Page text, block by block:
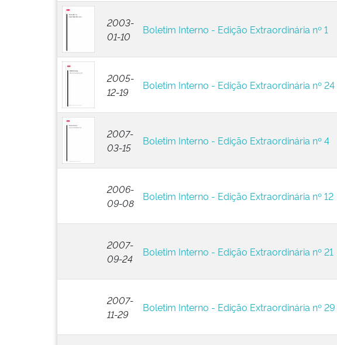
2003-
01-10
Boletim Interno - Edição Extraordinária nº 1
2005-
12-19
Boletim Interno - Edição Extraordinária nº 24
2007-
03-15
Boletim Interno - Edição Extraordinária nº 4
2006-
09-08
Boletim Interno - Edição Extraordinária nº 12
2007-
09-24
Boletim Interno - Edição Extraordinária nº 21
2007-
11-29
Boletim Interno - Edição Extraordinária nº 29